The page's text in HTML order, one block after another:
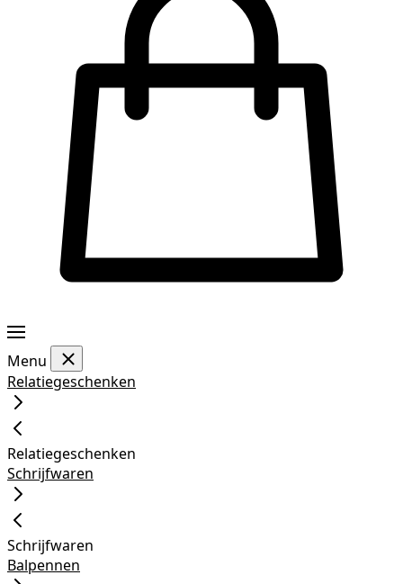
Menu
Relatiegeschenken
Relatiegeschenken
Schrijfwaren
Schrijfwaren
Balpennen